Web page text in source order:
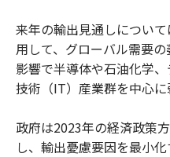
来年の輸出見通しについ
用して、グローバル需要
影響で半導体や石油化学
技術（IT）産業群を中心に
政府は2023年の経済政策
し、輸出憂慮要因を最小化